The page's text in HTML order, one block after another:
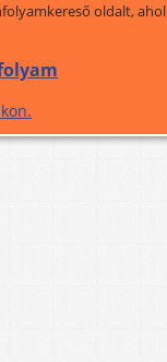
oldalt, ahol